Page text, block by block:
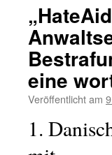
eine
Veröffentlicht am
1.